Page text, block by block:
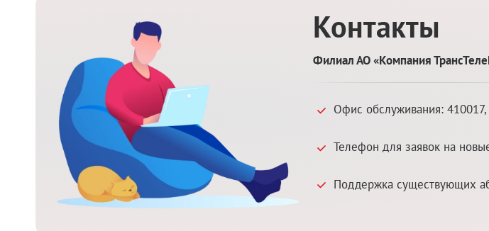
Контакты
Филиал АО «Компания
Офис обслуживания:410017,
Телефон для заявок на
Поддержка существующих